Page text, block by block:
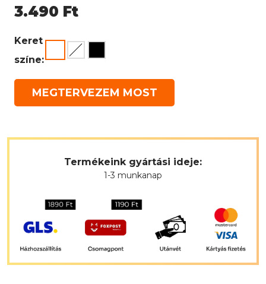
3.490 Ft
Keret
színe:
MEGTERVEZEM MOST
Termékeink gyártási ideje:
1-3 munkanap